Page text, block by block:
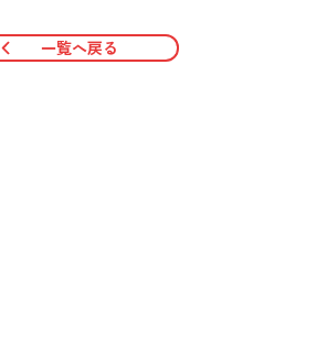
一覧へ戻る